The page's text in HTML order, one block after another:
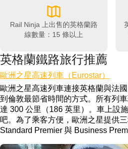
Rail Ninja 上出售的英格蘭路
線數量：15 條以上
英格蘭鐵路旅行推薦
歐洲之星高速列車（Eurostar）
歐洲之星高速列車連接英格蘭與法
到倫敦最節省時間的方式。所有列
達 300 公里（186 英里）。車上設
吧。為了乘客方便，歐洲之星提供三
Standard Premier 與 Business